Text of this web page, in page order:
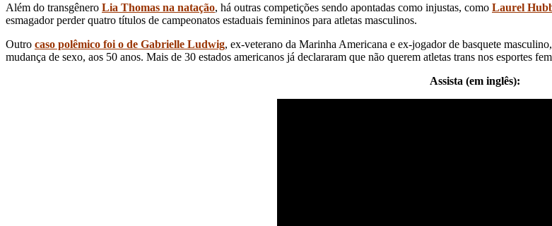
Além do transgênero Lia Thomas na natação, há outras competições sendo apontadas como injustas, como Laurel
esmagador perder quatro títulos de campeonatos estaduais femininos para atletas masculinos.
Outro caso polêmico foi o de Gabrielle Ludwig, ex-veterano da Marinha Americana e ex-jogador de basquete
mudança de sexo, aos 50 anos. Mais de 30 estados americanos já declararam que não querem atletas trans nos esportes
Assista (em inglês):